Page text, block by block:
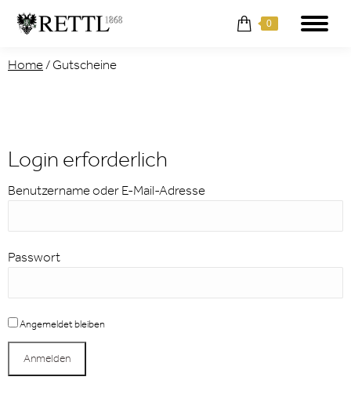
0
Home/ Gutscheine
Login erforderlich
Benutzername oder E-Mail-Adresse
Passwort
Angemeldet bleiben